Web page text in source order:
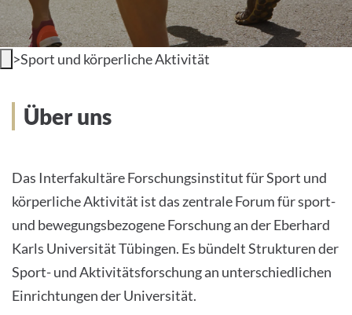
>Sport und körperliche Aktivität
Über uns
Das Interfakultäre Forschungsinstitut für Sport und
körperliche Aktivität ist das zentrale Forum für sport-
und bewegungsbezogene Forschung an der Eberhard
Karls Universität Tübingen. Es bündelt Strukturen der
Sport- und Aktivitätsforschung an unterschiedlichen
Einrichtungen der Universität.